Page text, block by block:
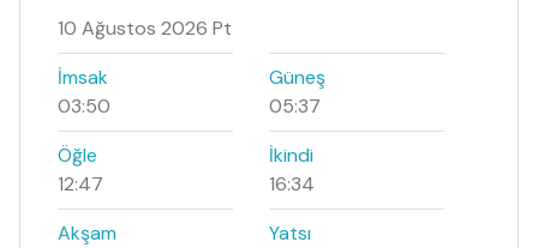
10 Ağustos 2026 Pt
İmsak
03:50
Güneş
05:37
Öğle
12:47
İkindi
16:34
Akşam
Yatsı